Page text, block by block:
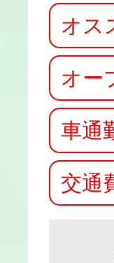
オス
オー
車通
交通